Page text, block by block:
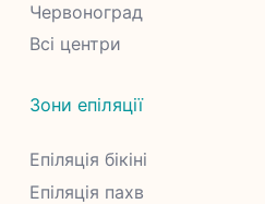
Червоноград
Всі центри
Зони епіляції
Епіляція бікіні
Епіляція пахв